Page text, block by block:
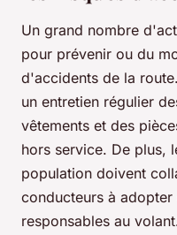
Un grand nombre
pour prévenir ou du
d'accidents de la
un entretien régulier
vêtements et des
hors service. De plus,
population doivent
conducteurs à
responsables au